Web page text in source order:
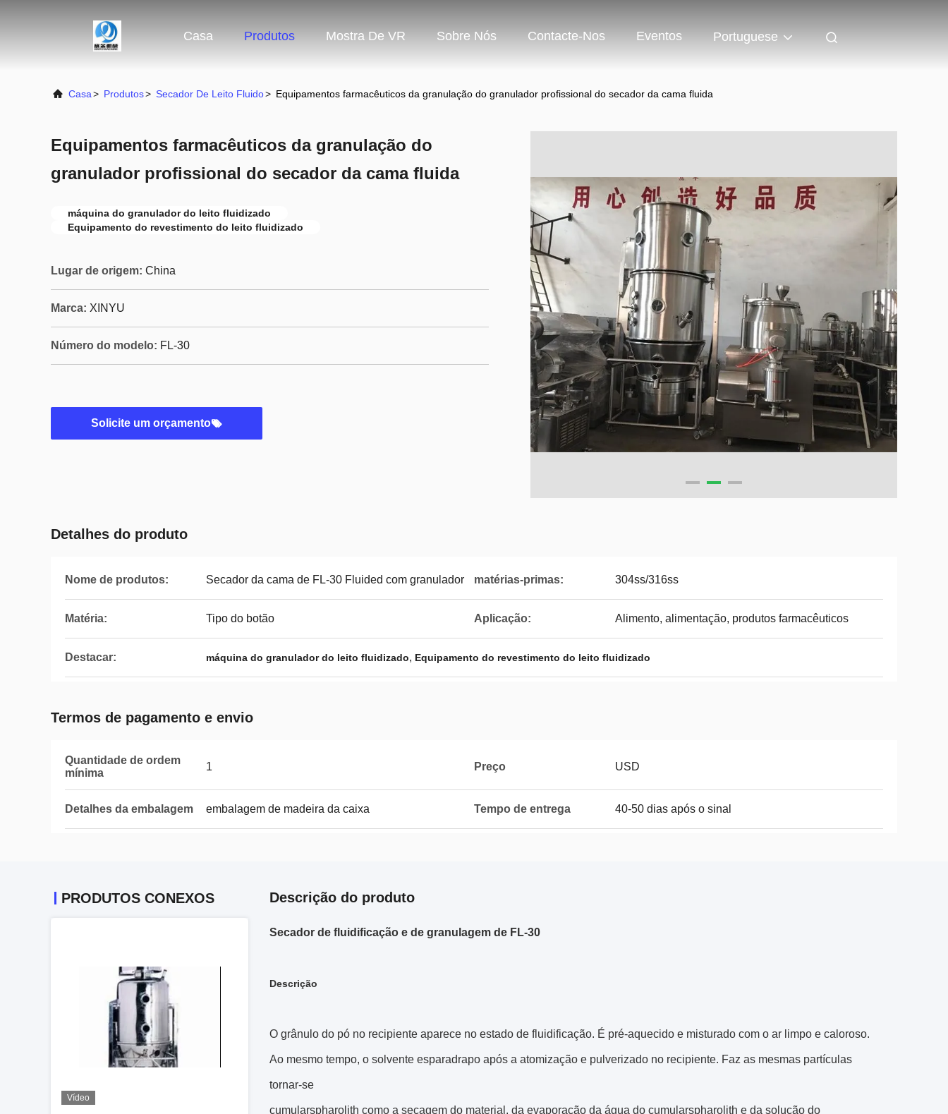
Casa Produtos Mostra De VR Sobre Nós Contacte-Nos Eventos Portuguese
Casa> Produtos> Secador De Leito Fluido> Equipamentos farmacêuticos da granulação do granulador profissional do secador da cama fluida
Equipamentos farmacêuticos da granulação do
granulador profissional do secador da cama fluida
máquina do granulador do leito fluidizado
Equipamento do revestimento do leito fluidizado
Lugar de origem: China
Marca: XINYU
Número do modelo: FL-30
Solicite um orçamento
Detalhes do produto
Nome de produtos: Secador da cama de FL-30 Fluided com granulador matérias-primas: 304ss/316ss
Matéria: Tipo do botão Aplicação: Alimento, alimentação, produtos farmacêuticos
Destacar: máquina do granulador do leito fluidizado, Equipamento do revestimento do leito fluidizado
Termos de pagamento e envio
Quantidade de ordem
mínima
1 Preço USD
Detalhes da embalagem embalagem de madeira da caixa Tempo de entrega 40-50 dias após o sinal
PRODUTOS CONEXOS
Vídeo
Descrição do produto
Secador de fluidificação e de granulagem de FL-30
Descrição
O grânulo do pó no recipiente aparece no estado de fluidificação. É pré-aquecido e misturado com o ar limpo e caloroso.
Ao mesmo tempo, o solvente esparadrapo após a atomização e pulverizado no recipiente. Faz as mesmas partículas
tornar-se
cumularspharolith como a secagem do material, da evaporação da água do cumularspharolith e da solução do